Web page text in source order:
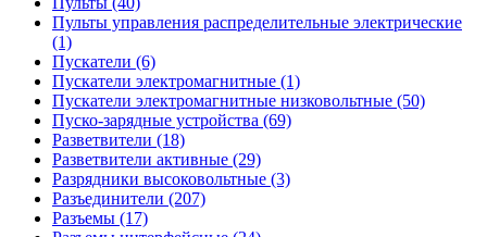
Пульты управления распределительные электрические
(1)
Пускатели (6)
Пускатели электромагнитные (1)
Пускатели электромагнитные низковольтные (50)
Пуско-зарядные устройства (69)
Разветвители (18)
Разветвители активные (29)
Разрядники высоковольтные (3)
Разъединители (207)
Разъемы (17)